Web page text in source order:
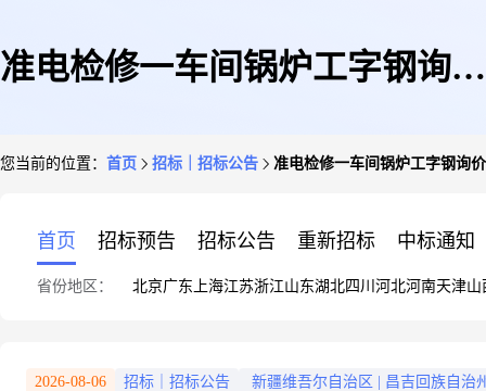
准电检修一车间锅炉工字钢询价
您当前的位置： 首页 招标｜招标公告 准电检修一车间锅炉工字钢询
首页 招标预告 招标公告 重新招标 中标通知
省份地区： 北京广东 上海江苏浙江山东湖北四川 河北河南天津山
2026-08-06 招标｜招标公告 新疆维吾尔自治区 昌吉回族自治